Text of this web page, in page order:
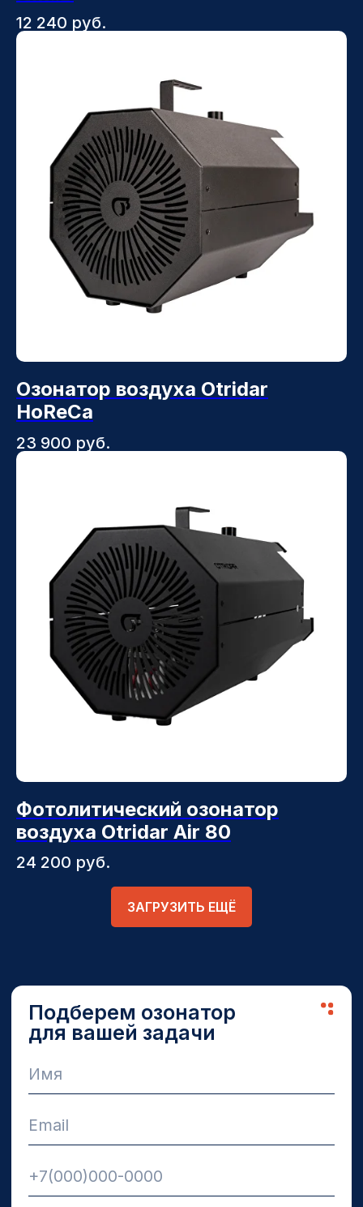
12 240 руб.
Озонатор воздуха Otridar
HoReCa
23 900 руб.
Фотолитический озонатор
воздуха Otridar Air 80
24 200 руб.
ЗАГРУЗИТЬ ЕЩЁ
Контакты службы
ОТПРАВИТЬ
uberozon@uberozon.ru
8 800 500 82 61
Статьи